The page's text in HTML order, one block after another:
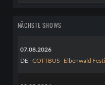
NÄCHSTE SHOWS
07.08.2026
DE -COTTBUS - Elbenwald